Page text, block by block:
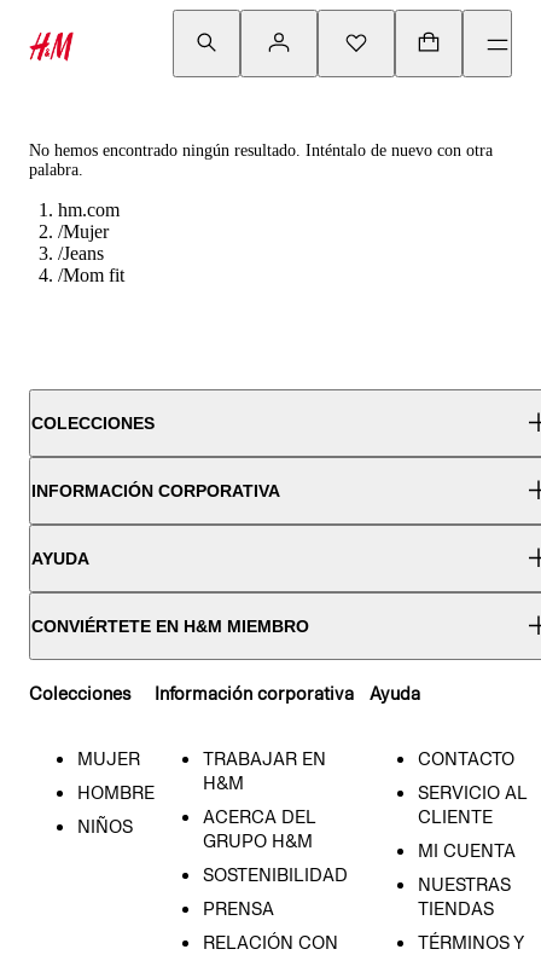
No hemos encontrado ningún resultado. Inténtalo de nuevo con otra
palabra.
hm.com
/Mujer
/Jeans
/Mom fit
COLECCIONES
INFORMACIÓN CORPORATIVA
AYUDA
CONVIÉRTETE EN H&M MIEMBRO
Colecciones
MUJER
HOMBRE
NIÑOS
Información corporativa
TRABAJAR EN
H&M
ACERCA DEL
GRUPO H&M
SOSTENIBILIDAD
PRENSA
RELACIÓN CON
Ayuda
CONTACTO
SERVICIO AL
CLIENTE
MI CUENTA
NUESTRAS
TIENDAS
TÉRMINOS Y